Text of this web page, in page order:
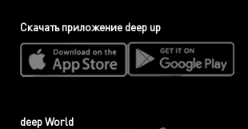
Скачать приложение deep up
deep World